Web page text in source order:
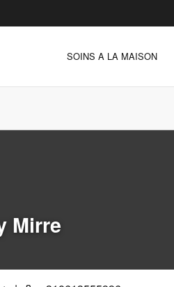
SOINS A LA MAISON
Mirre